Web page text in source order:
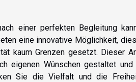
einer perfekten Begleitung
eine innovative Möglichkeit,
kaum Grenzen gesetzt. Dieser
eigenen Wünschen gestaltet
Sie die Vielfalt und die